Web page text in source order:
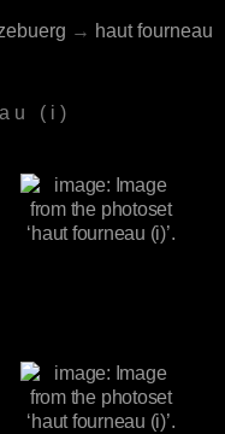
→ haut fourneau
(i)